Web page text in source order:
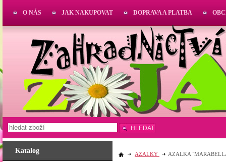
Katalog AZALKY AZALKA
O NÁS JAK NAKUPOVAT DOPRAVA A PLATBA
HLEDAT